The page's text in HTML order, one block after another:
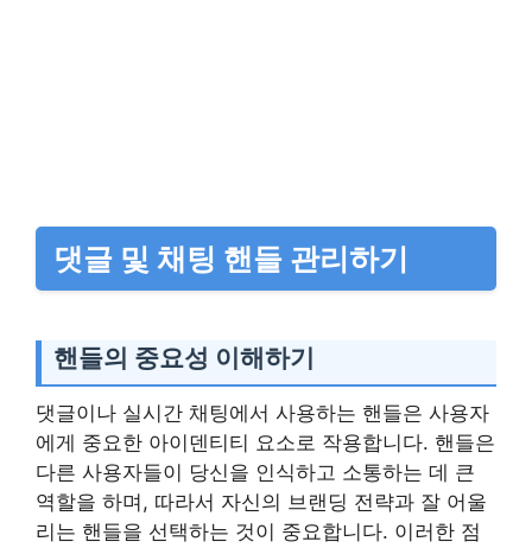
댓글 및 채팅 핸들 관리하기
핸들의 중요성 이해하기
댓글이나 실시간 채팅에서 사용하는 핸들은 사용자
에게 중요한 아이덴티티 요소로 작용합니다. 핸들은
다른 사용자들이 당신을 인식하고 소통하는 데 큰
역할을 하며, 따라서 자신의 브랜딩 전략과 잘 어울
리는 핸들을 선택하는 것이 중요합니다. 이러한 점